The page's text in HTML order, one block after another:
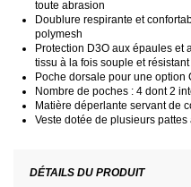
toute abrasion
Doublure respirante et
polymesh
Protection D3O aux épaules et
tissu à la fois souple et
Poche dorsale pour une option
Nombre de poches : 4 dont 2
Matière déperlante servant de
Veste dotée de plusieurs
DÉTAILS DU PRODUIT